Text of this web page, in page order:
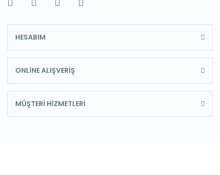
HESABIM
ONLİNE ALIŞVERİŞ
MÜŞTERİ HİZMETLERİ